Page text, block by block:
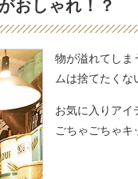
おしゃれ！？
物が溢れてしま
ムは捨てたくな
お気に入りアイ
ごちゃごちゃキ